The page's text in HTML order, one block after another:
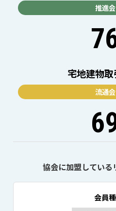
推進
宅地建物
流通
協会に加盟している
会員